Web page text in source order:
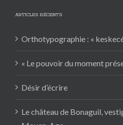
ARTICLES RÉCENTS
Orthotypographie : «
« Le pouvoir du moment
Désir d’écrire
Le château de Bonaguil,